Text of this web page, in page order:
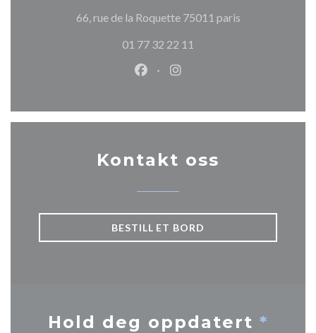
66, rue de la Roquette 75011 paris((åpner i et nytt
01 77 32 22 11
Facebook ((åpner i et nytt
Instagram ((åpner i et
Kontakt oss
BESTILL ET BORD
Hold deg oppdatert *